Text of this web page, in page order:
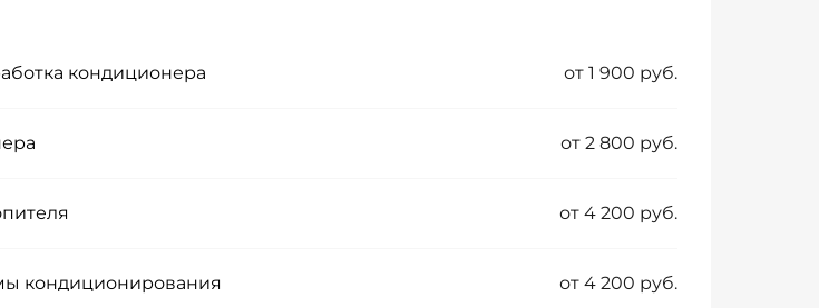
кондиционера от 1 900 руб.
от 2 800 руб.
от 4 200 руб.
кондиционирования от 4 200 руб.